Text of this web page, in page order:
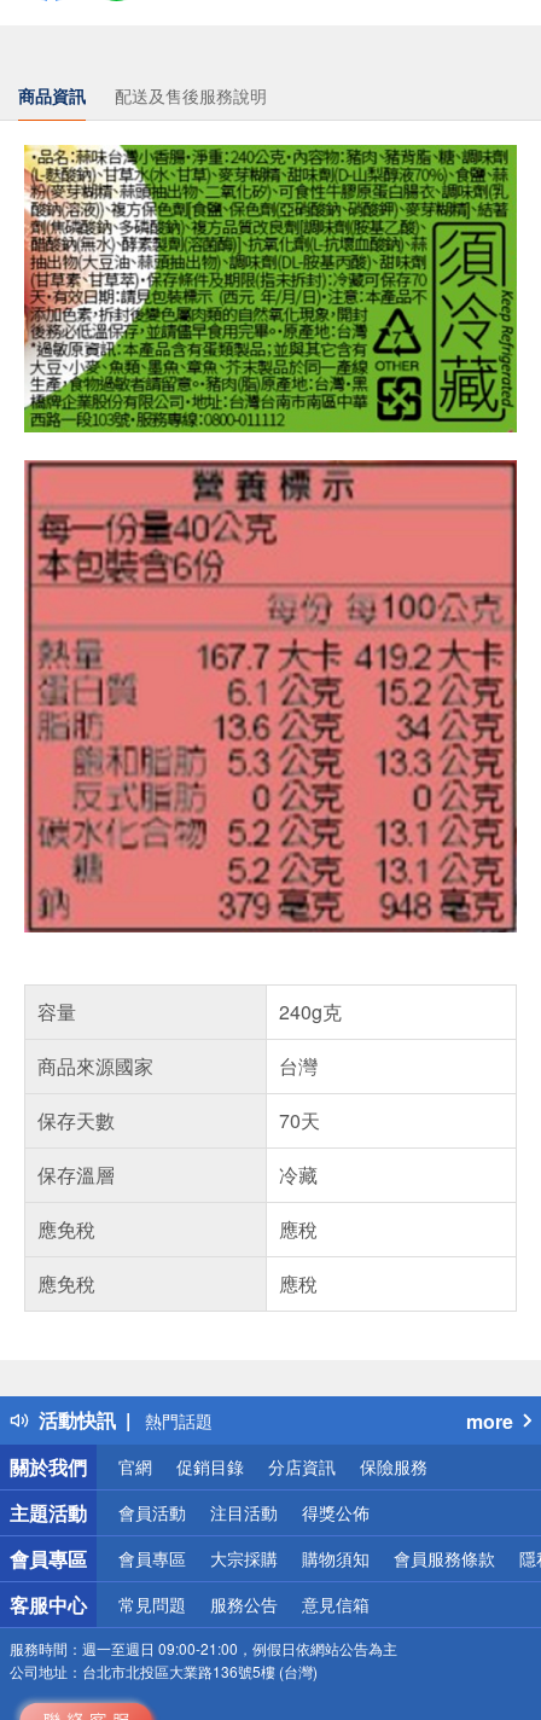
商品資訊 配送及售後服務說明
容量
240g克
商品來源國家
台灣
保存天數
70天
保存溫層
冷藏
應免稅
應稅
應免稅
應稅
活動快訊
得獎公告
熱門話題
銀行優惠
偏遠地區配送
詐騙網頁！請小心！
more
關於我們
官網 促銷目錄 分店資訊 保險服務
主題活動 會員活動 注目活動 得獎公佈
會員專區 會員專區 大宗採購 購物須知 會員服務條款 隱
客服中心 常見問題 服務公告 意見信箱
服務時間： 週一至週日 09:00-21:00，例假日依網站公告為主
公司地址： 台北市北投區大業路136號5樓 (台灣)